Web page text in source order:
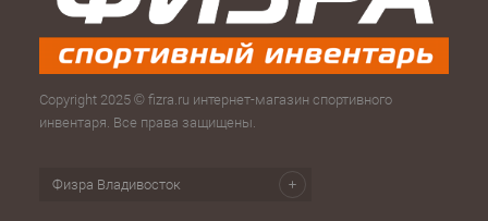
Copyright 2025 © fizra.ru интернет-магазин спортивного
инвентаря. Все права защищены.
Физра Владивосток